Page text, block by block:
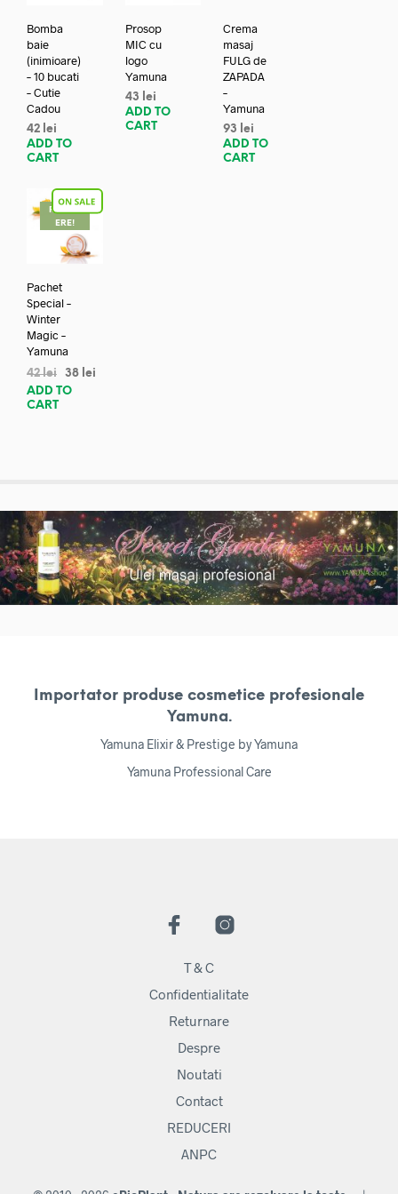
Bomba
baie
(inimioare)
– 10 bucati
– Cutie
Cadou
42 lei
ADD TO
CART
Prosop
MIC cu
logo
Yamuna
43
lei
ADD TO
CART
Crema
masaj
FULG de
ZAPADA
–
Yamuna
93
lei
ADD TO
CART
REDUC
ERE!
Pachet
Special –
Winter
Magic –
Yamuna
42lei 38 lei
ADD TO
CART
Importator produse cosmetice profesionale
Yamuna.
Yamuna Elixir & Prestige by Yamuna
Yamuna Professional Care
T & C
Confidentialitate
Returnare
Despre
Noutati
Contact
REDUCERI
ANPC